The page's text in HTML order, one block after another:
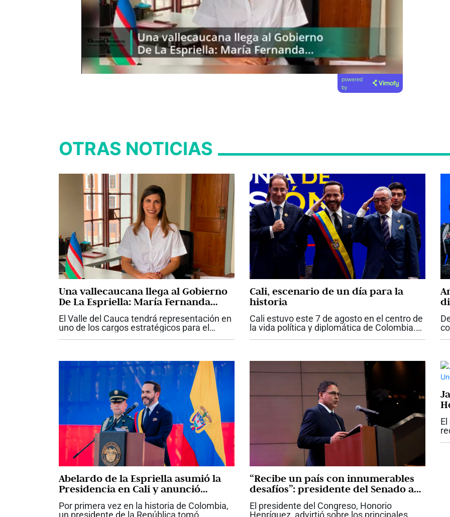
powered
by
OTRAS NOTICIAS
Una vallecaucana llega al Gobierno
De La Espriella: María Fernanda
Santa, nueva viceministra de
Infraestructura
El Valle del Cauca tendrá representación en
uno de los cargos estratégicos para el
Cali, escenario de un día para la
historia
Cali estuvo este 7 de agosto en el centro de
la vida política y diplomática de Colombia.
Abelardo de la Espriella asumió la
Presidencia en Cali y anunció
ofensiva contra el crimen y la
corrupción
Por primera vez en la historia de Colombia,
un presidente de la República tomó
“Recibe un país con innumerables
desafíos”: presidente del Senado a
De la Espriella
El presidente del Congreso, Honorio
Henríquez, advirtió sobre los principales